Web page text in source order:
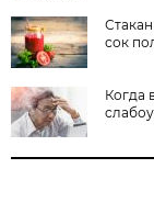
сок
Когда